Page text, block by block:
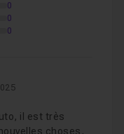
0
0
0
il est très
choses,